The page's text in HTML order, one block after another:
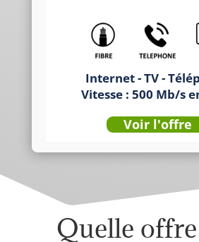
Internet - TV -
Vitesse : 500 Mb/s
Voir l'offre
Quelle